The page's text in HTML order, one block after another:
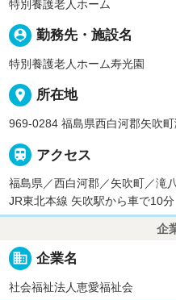
特別養護老人ホーム
person_pin 勤務先・施設名
特別養護老人ホーム寿光園
place 所在地
969-0284 福島県西白河郡矢吹
 アクセス
福島県／西白河郡／矢吹町／滝
JR東北本線 矢吹駅から車で10分
企
business 企業名
社会福祉法人恵愛福祉会